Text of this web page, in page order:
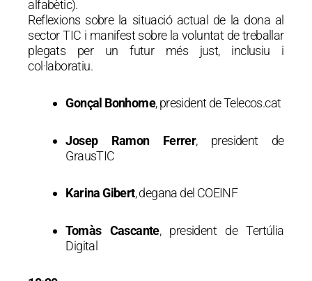
alfabètic).
Reflexions sobre la situació actual de la dona al
sector TIC i manifest sobre la voluntat de treballar
plegats per un futur més just, inclusiu i
col·laboratiu.
Gonçal Bonhome, president de Telecos.cat
Josep Ramon Ferrer, president de
GrausTIC
Karina Gibert, degana del COEINF
Tomàs Cascante, president de Tertúlia
Digital